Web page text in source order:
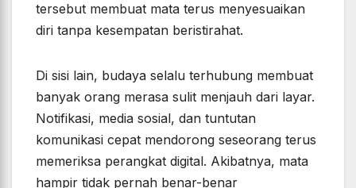
tersebut membuat mata terus menyesuaikan
diri tanpa kesempatan beristirahat.
Di sisi lain, budaya selalu terhubung membuat
banyak orang merasa sulit menjauh dari layar.
Notifikasi, media sosial, dan tuntutan
komunikasi cepat mendorong seseorang terus
memeriksa perangkat digital. Akibatnya, mata
hampir tidak pernah benar-benar